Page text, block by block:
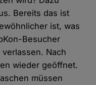
Bereits das ist
ist, was
Besucher
Nach
wieder geöffnet.
müssen